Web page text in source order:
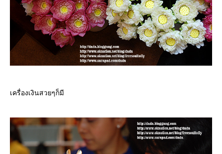
เครื่องเงินสวยๆก็มี